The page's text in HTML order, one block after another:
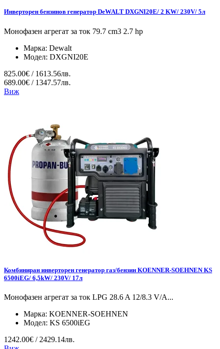
Инверторен бензинов генератор DeWALT DXGNI20E/ 2 KW/ 230V/ 5л
Монофазен агрегат за ток 79.7 cm3 2.7 hp
Марка: Dewalt
Модел: DXGNI20E
825.00€ / 1613.56лв.
689.00€ / 1347.57лв.
Виж
Комбиниран инверторен генератор газ/бензин KOENNER-SOEHNEN KS
6500iEG/ 6,5kW/ 230V/ 17л
Монофазен агрегат за ток LPG 28.6 A 12/8.3 V/А...
Марка: KOENNER-SOEHNEN
Модел: KS 6500iEG
1242.00€ / 2429.14лв.